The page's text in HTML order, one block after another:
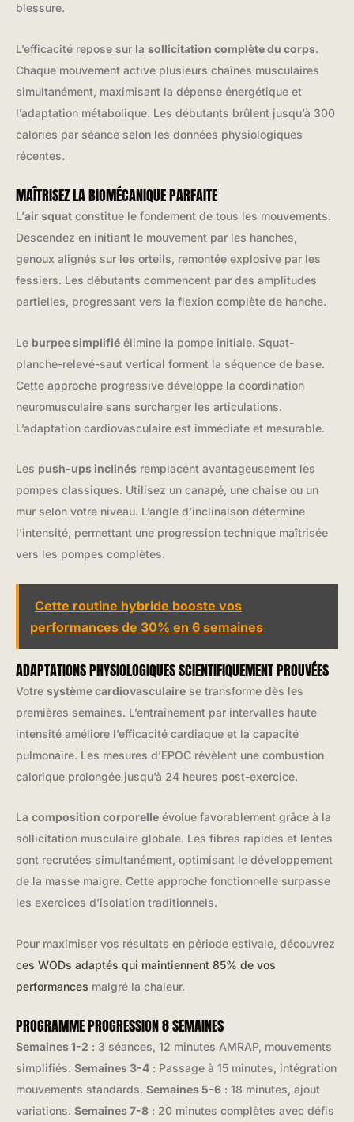
blessure.
L’efficacité repose sur la sollicitation complète du corps.
Chaque mouvement active plusieurs chaînes musculaires
simultanément, maximisant la dépense énergétique et
l’adaptation métabolique. Les débutants brûlent jusqu’à 300
calories par séance selon les données physiologiques
récentes.
MAÎTRISEZ LA BIOMÉCANIQUE PARFAITE
L’air squat constitue le fondement de tous les mouvements.
Descendez en initiant le mouvement par les hanches,
genoux alignés sur les orteils, remontée explosive par les
fessiers. Les débutants commencent par des amplitudes
partielles, progressant vers la flexion complète de hanche.
Le burpee simplifié élimine la pompe initiale. Squat-
planche-relevé-saut vertical forment la séquence de base.
Cette approche progressive développe la coordination
neuromusculaire sans surcharger les articulations.
L’adaptation cardiovasculaire est immédiate et mesurable.
Les push-ups inclinés remplacent avantageusement les
pompes classiques. Utilisez un canapé, une chaise ou un
mur selon votre niveau. L’angle d’inclinaison détermine
l’intensité, permettant une progression technique maîtrisée
vers les pompes complètes.
Cette routine hybride booste vos
performances de 30% en 6 semaines
ADAPTATIONS PHYSIOLOGIQUES SCIENTIFIQUEMENT PROUVÉES
Votre système cardiovasculaire se transforme dès les
premières semaines. L’entraînement par intervalles haute
intensité améliore l’efficacité cardiaque et la capacité
pulmonaire. Les mesures d’EPOC révèlent une combustion
calorique prolongée jusqu’à 24 heures post-exercice.
La composition corporelle évolue favorablement grâce à la
sollicitation musculaire globale. Les fibres rapides et lentes
sont recrutées simultanément, optimisant le développement
de la masse maigre. Cette approche fonctionnelle surpasse
les exercices d’isolation traditionnels.
Pour maximiser vos résultats en période estivale, découvrez
ces WODs adaptés qui maintiennent 85% de vos
performances malgré la chaleur.
PROGRAMME PROGRESSION 8 SEMAINES
Semaines 1-2 : 3 séances, 12 minutes AMRAP, mouvements
simplifiés. Semaines 3-4 : Passage à 15 minutes, intégration
mouvements standards. Semaines 5-6 : 18 minutes, ajout
variations. Semaines 7-8 : 20 minutes complètes avec défis